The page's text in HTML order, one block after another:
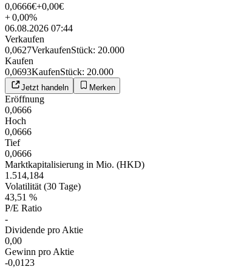
0,0666€+0,00€
+0,00%
06.08.2026 07:44
Verkaufen
0,0627VerkaufenStück: 20.000
Kaufen
0,0693KaufenStück: 20.000
Jetzt handeln Merken
Eröffnung
0,0666
Hoch
0,0666
Tief
0,0666
Marktkapitalisierung in Mio. (HKD)
1.514,184
Volatilität (30 Tage)
43,51 %
P/E Ratio
-
Dividende pro Aktie
0,00
Gewinn pro Aktie
-0,0123